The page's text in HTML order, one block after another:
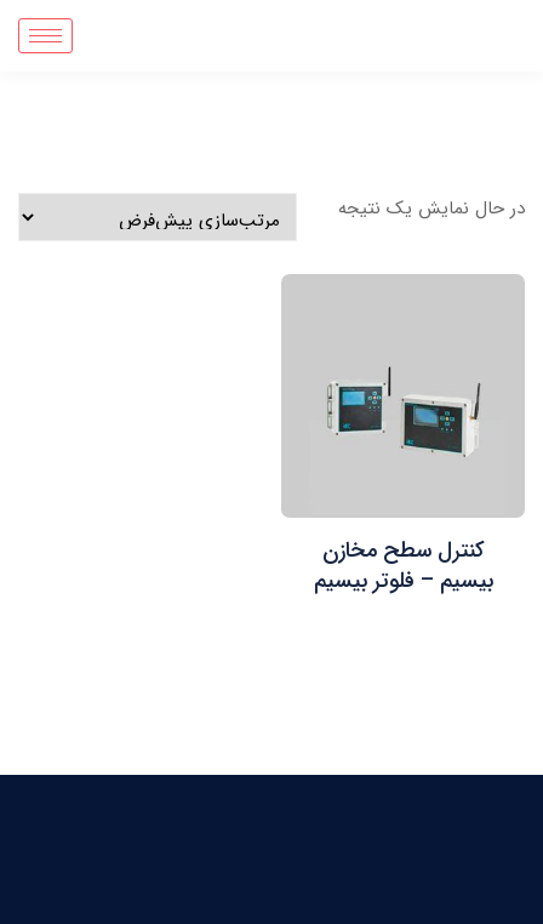
در حال نمایش یک نتیجه
کنترل سطح مخازن
بیسیم – فلوتر بیسیم